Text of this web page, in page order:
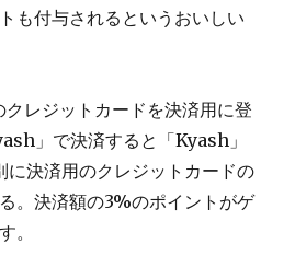
も付与されるというおいしい
レジットカードを決済用に登
」で決済すると「Kyash」
に決済用のクレジットカードの
。決済額の3%のポイントがゲ
。